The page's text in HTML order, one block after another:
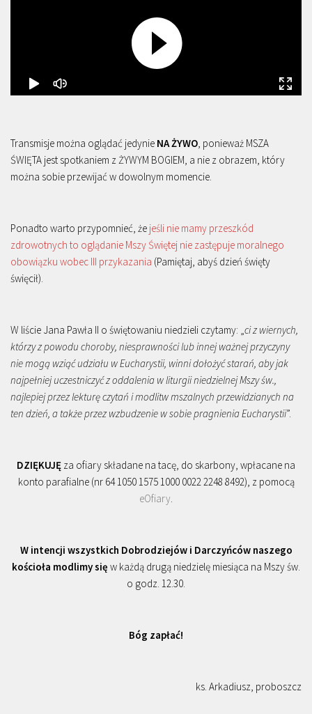
Transmisje można oglądać jedynie NA ŻYWO, ponieważ MSZA
ŚWIĘTA jest spotkaniem z ŻYWYM BOGIEM, a nie z obrazem, który
można sobie przewijać w dowolnym momencie.
Ponadto warto przypomnieć, że jeśli nie mamy przeszkód
zdrowotnych to oglądanie Mszy Świętej nie zastępuje moralnego
obowiązku wobec III przykazania (Pamiętaj, abyś dzień święty
święcił).
W liście Jana Pawła II o świętowaniu niedzieli czytamy: „ci z wiernych,
którzy z powodu choroby, niesprawności lub innej ważnej przyczyny
nie mogą wziąć udziału w Eucharystii, winni dołożyć starań, aby jak
najpełniej uczestniczyć z oddalenia w liturgii niedzielnej Mszy św.,
najlepiej przez lekturę czytań i modlitw mszalnych przewidzianych na
ten dzień, a także przez wzbudzenie w sobie pragnienia Eucharystii”.
DZIĘKUJĘ za ofiary składane na tacę, do skarbony, wpłacane na
konto parafialne (nr 64 1050 1575 1000 0022 2248 8492), z pomocą
eOfiary.
W intencji wszystkich Dobrodziejów i Darczyńców naszego
kościoła modlimy się w każdą drugą niedzielę miesiąca na Mszy św.
o godz. 12.30.
Bóg zapłać!
ks. Arkadiusz, proboszcz